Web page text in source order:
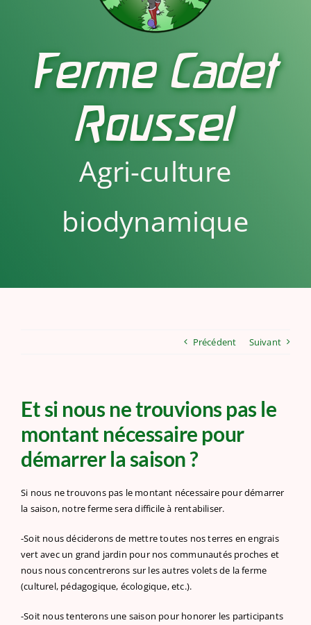
Ferme Cadet
Roussel
Agri-culture
biodynamique
Précédent Suivant
Et si nous ne trouvions pas le
montant nécessaire pour
démarrer la saison ?
Si nous ne trouvons pas le montant nécessaire pour démarrer
la saison, notre ferme sera difficile à rentabiliser.
-Soit nous déciderons de mettre toutes nos terres en engrais
vert avec un grand jardin pour nos communautés proches et
nous nous concentrerons sur les autres volets de la ferme
(culturel, pédagogique, écologique, etc.).
-Soit nous tenterons une saison pour honorer les participants